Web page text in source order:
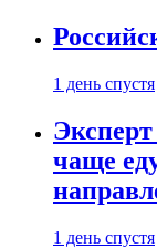
1 день спустя
чаще
1 день спустя